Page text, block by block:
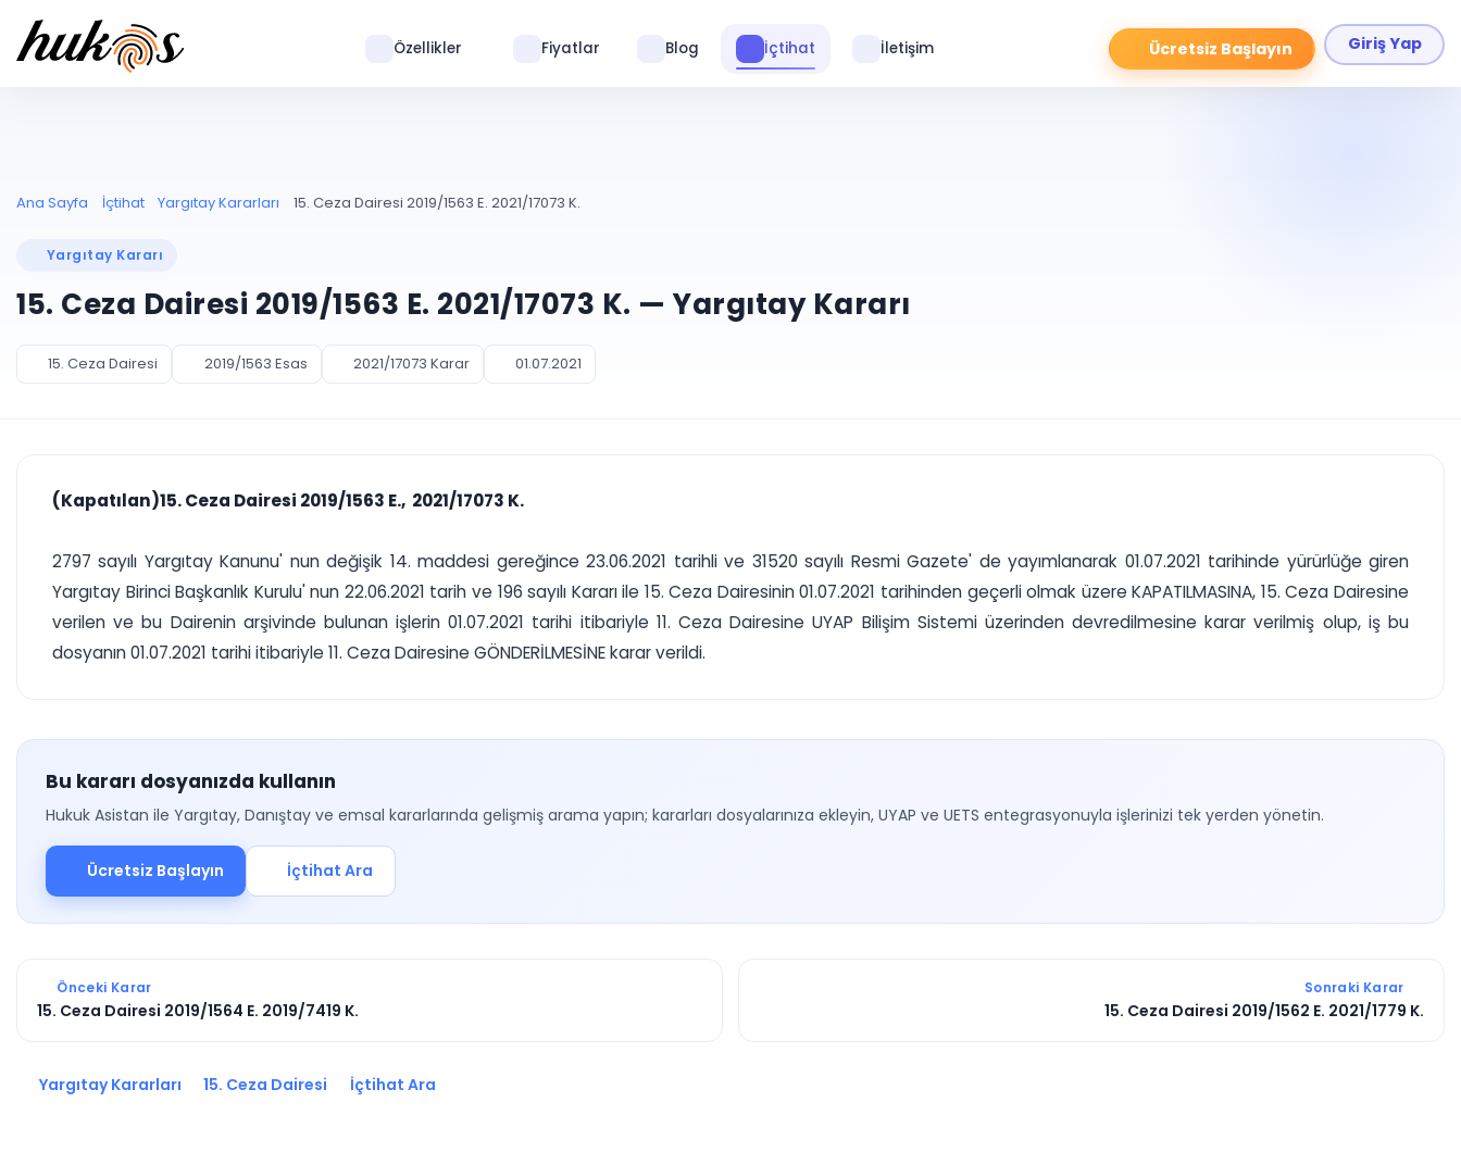
Ücretsiz Başlayın Giriş Yap
Özellikler Fiyatlar Blog İçtihat İletişim
Ana Sayfa İçtihat Yargıtay Kararları 15. Ceza Dairesi 2019/1563 E. 2021/17073 K.
Yargıtay Kararı
15. Ceza Dairesi 2019/1563 E. 2021/17073 K. — Yargıtay Kararı
15. Ceza Dairesi 2019/1563 Esas 2021/17073 Karar 01.07.2021
(Kapatılan)15. Ceza Dairesi 2019/1563 E., 2021/17073 K.
2797 sayılı Yargıtay Kanunu' nun değişik 14. maddesi gereğince 23.06.2021 tarihli ve 31520 sayılı Resmi Gazete' de yayımlanarak 01.07.2021 tarihinde yürürlüğe giren
Yargıtay Birinci Başkanlık Kurulu' nun 22.06.2021 tarih ve 196 sayılı Kararı ile 15. Ceza Dairesinin 01.07.2021 tarihinden geçerli olmak üzere KAPATILMASINA, 15. Ceza Dairesine
verilen ve bu Dairenin arşivinde bulunan işlerin 01.07.2021 tarihi itibariyle 11. Ceza Dairesine UYAP Bilişim Sistemi üzerinden devredilmesine karar verilmiş olup, iş bu
dosyanın 01.07.2021 tarihi itibariyle 11. Ceza Dairesine GÖNDERİLMESİNE karar verildi.
Bu kararı dosyanızda kullanın
Hukuk Asistan ile Yargıtay, Danıştay ve emsal kararlarında gelişmiş arama yapın; kararları dosyalarınıza ekleyin, UYAP ve UETS entegrasyonuyla işlerinizi tek yerden yönetin.
Ücretsiz Başlayın İçtihat Ara
Önceki Karar
15. Ceza Dairesi 2019/1564 E. 2019/7419 K.
Sonraki Karar
15. Ceza Dairesi 2019/1562 E. 2021/1779 K.
Yargıtay Kararları 15. Ceza Dairesi İçtihat Ara